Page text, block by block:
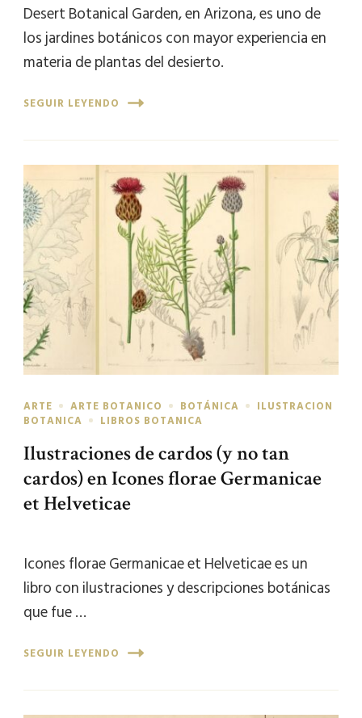
Desert Botanical Garden, en Arizona, es uno de
los jardines botánicos con mayor experiencia en
materia de plantas del desierto.
SEGUIR LEYENDO
ARTE ARTE BOTANICO BOTÁNICA
ILUSTRACION
BOTANICA
LIBROS BOTANICA
Ilustraciones de cardos (y no tan
cardos) en Icones florae Germanicae
et Helveticae
Icones florae Germanicae et Helveticae es un
libro con ilustraciones y descripciones botánicas
que fue …
SEGUIR LEYENDO